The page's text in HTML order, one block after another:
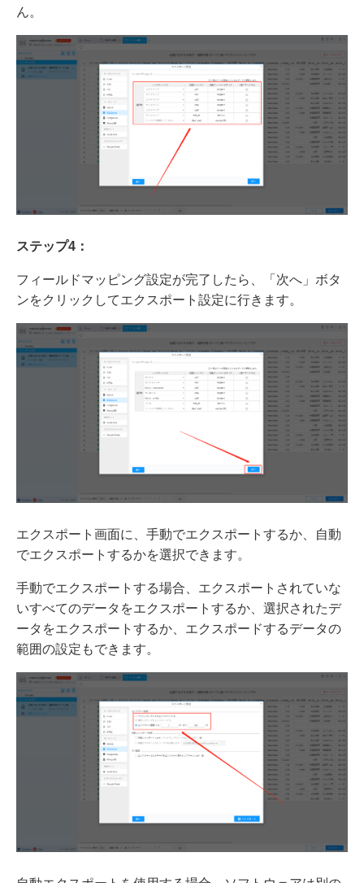
ん。
ステップ4：
フィールドマッピング設定が完了したら、「次へ」ボタ
ンをクリックしてエクスポート設定に行きます。
エクスポート画面に、手動でエクスポートするか、自動
でエクスポートするかを選択できます。
手動でエクスポートする場合、エクスポートされていな
いすべてのデータをエクスポートするか、選択されたデ
ータをエクスポートするか、エクスポードするデータの
範囲の設定もできます。